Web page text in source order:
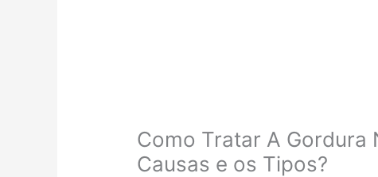
Como Tratar A Gordura
Causas e os Tipos?